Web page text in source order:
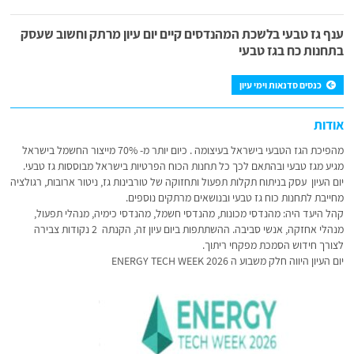
ענף גז טבעי בלשכת המהנדסים קיים יום עיון מרתק וחשוב שעסק
בתחנות כח בגז טבעי
כנסים סדנאות וימי עיון
אודות
מהפיכת הגז הטבעי בישראל בעיצומה . כיום יותר מ- 70% מייצור החשמל בישראל
מגיע מגז טבעי ובהתאם לכך כל תחנות הכוח הפרטיות בישראל מבוססות גז טבעי.
יום העיון עסק בניתוח תקלות תפעול ותחזוקה של טורבינות גז, ניטור ארובות, רגולציה
מחייבת לתחנות כוח גז טבעי ובנושאים מרתקים נוספים.
קהל היעד היה: מהנדסי מכונות, מהנדסי חשמל, מהנדסי כימיה, מנהלי תפעול,
מנהלי אחזקה, אנשי סביבה. ההשתתפות ביום עיון זה, הקנתה 2 נקודות צבירה
לצורך חידוש הסמכת מפקחי ריתוך.
יום העיון היווה חלק משבוע ה ENERGY TECH WEEK 2026